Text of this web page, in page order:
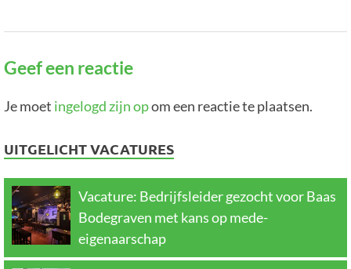
Geef een reactie
Je moet ingelogd zijn opom een reactie te plaatsen.
UITGELICHT VACATURES
Vacature: Bedrijfsleider gezocht voor Baas
Bodegraven met kans op mede-
eigenaarschap